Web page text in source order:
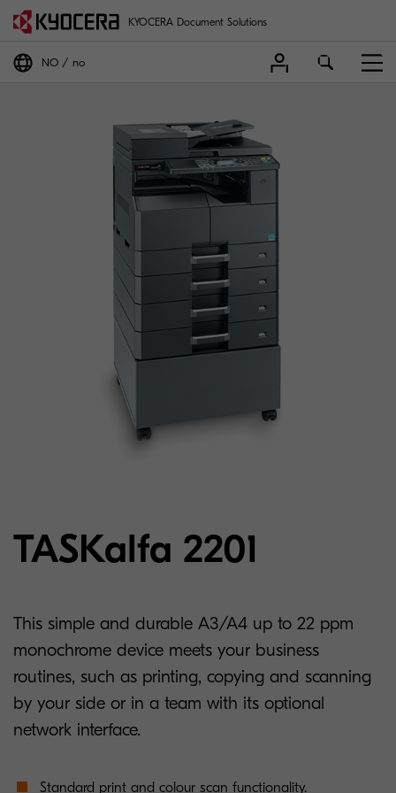
KYOCERA Document Solutions
NO no
TASKalfa 2201
This simple and durable A3/A4 up to 22 ppm
monochrome device meets your business
routines, such as printing, copying and scanning
by your side or in a team with its optional
network interface.
Standard print and colour scan functionality.